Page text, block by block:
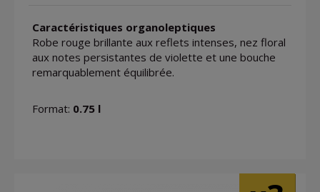
Caractéristiques organoleptiques
Robe rouge brillante aux reflets intenses, nez floral
aux notes persistantes de violette et une bouche
remarquablement équilibrée.
Format: 0.75 l